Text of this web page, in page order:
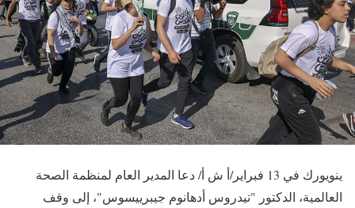
ينويورك في 13 فبراير/أ ش أ/ دعا المدير العام لمنظمة الصحة
العالمية، الدكتور "تيدروس أدهانوم جيبرييسوس"، إلى وقف